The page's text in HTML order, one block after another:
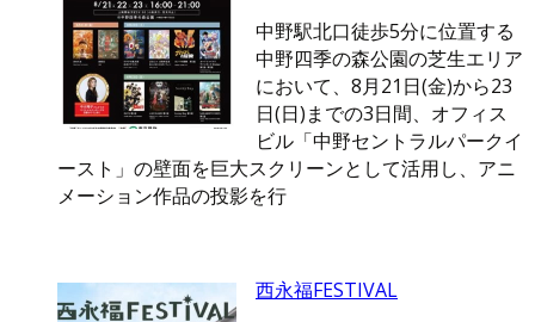
中野駅北口徒歩5分に位置する
中野四季の森公園の芝生エリア
において、8月21日(金)から23
日(日)までの3日間、オフィス
ビル「中野セントラルパークイ
ースト」の壁面を巨大スクリーンとして活用し、アニ
メーション作品の投影を行
西永福FESTIVAL